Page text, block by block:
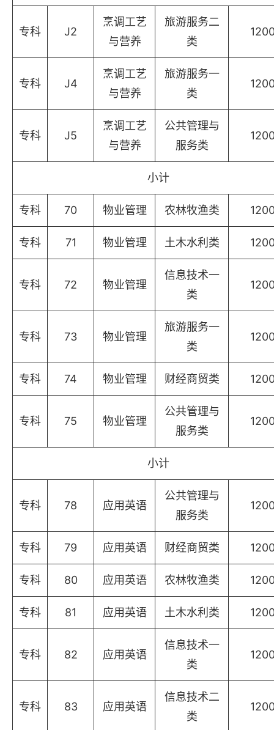
专科 J2
烹调工艺
与营养
旅游服务二
类
专科 J4
烹调工艺
与营养
旅游服务一
类
专科 J5
烹调工艺
与营养
公共管理与
服务类
小计
专科 70 物业管理 农林牧渔类
专科 71 物业管理 土木水利类
专科 72 物业管理
信息技术一
类
专科 73 物业管理
旅游服务一
类
专科 74 物业管理 财经商贸类
专科 75 物业管理
公共管理与
服务类
小计
专科 78 应用英语
公共管理与
服务类
专科 79 应用英语 财经商贸类
专科 80 应用英语 农林牧渔类
专科 81 应用英语 土木水利类
专科 82 应用英语
信息技术一
类
专科 83 应用英语
信息技术二
类